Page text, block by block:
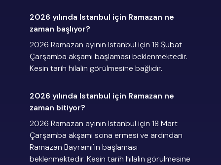
2026 yılında Istanbul için Ramazan ne
zaman başlıyor?
2026 Ramazan ayının Istanbul için 18 Şubat
Çarşamba akşamı başlaması beklenmektedir.
Kesin tarih hilalin görülmesine bağlıdır.
2026 yılında Istanbul için Ramazan ne
zaman bitiyor?
2026 Ramazan ayının Istanbul için 18 Mart
Çarşamba akşamı sona ermesi ve ardından
Ramazan Bayramı'ın başlaması
beklenmektedir. Kesin tarih hilalin görülmesine